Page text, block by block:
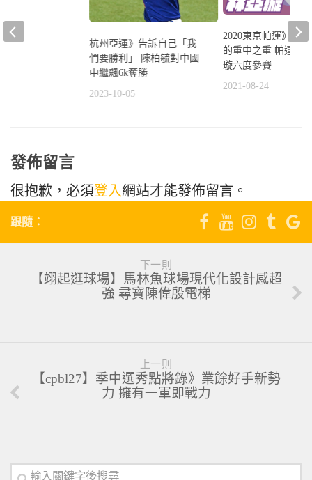
杭州亞運》告訴自己「我
們要勝利」 陳柏毓對中國
中繼飆6k奪勝
2023-10-05
2020東京帕運》舉
的重中之重 帕運元
璇六度參賽
2021-08-24
發佈留言
很抱歉，必須登入網站才能發佈留言。
跟隨：
下一則
【翊起逛球場】馬林魚球場現代化設計感超
強 尋寶陳偉殷電梯
上一則
【cpbl27】季中選秀點將錄》業餘好手新勢
力 擁有一軍即戰力